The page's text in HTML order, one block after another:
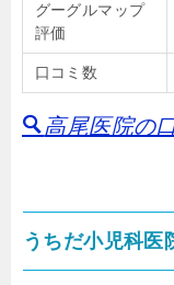
グーグルマップ
評価
口コミ数
高尾医院の
うちだ小児科医